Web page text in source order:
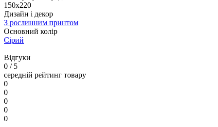
150х220
Дизайн і декор
З рослинним принтом
Основний колір
Сірий
Відгуки
0 / 5
середній рейтинг товару
0
0
0
0
0